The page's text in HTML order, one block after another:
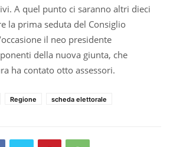
A quel punto ci saranno altri dieci
la prima seduta del Consiglio
il neo presidente
della nuova giunta, che
ha contato otto assessori.
Regione scheda elettorale